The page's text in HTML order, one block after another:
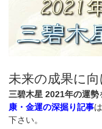
未来の成果に
三碧木星 2021年の運勢
康・金運の深掘り記事
下さい。